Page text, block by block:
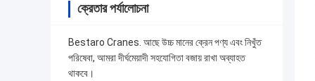
ক্রেতার পর্যালোচনা
Bestaro Cranes. আছে উচ্চ মানের ক্রেন পণ্য এবং নিখুঁত
পরিষেবা, আমরা দীর্ঘমেয়াদী সহযোগিতা বজায় রাখা অব্যাহত
থাকবে।